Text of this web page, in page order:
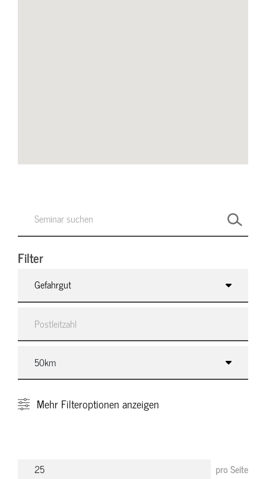
Filter
Gefahrgut
Mehr Filteroptionen anzeigen
pro Seite